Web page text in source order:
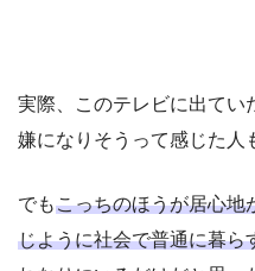
実際、このテレビに出てい
嫌になりそうって感じた人
でもこっちのほうが居心地
じように社会で普通に暮ら